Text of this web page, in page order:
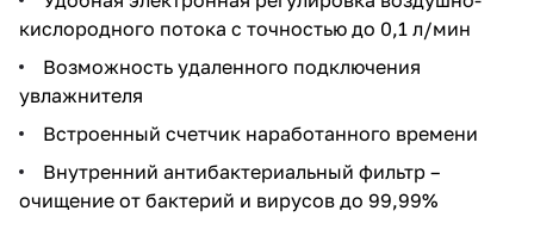
кислородного потока с точностью до 0,1 л/мин
Возможность удаленного подключения
увлажнителя
Встроенный счетчик наработанного времени
Внутренний антибактериальный фильтр –
очищение от бактерий и вирусов до 99,99%